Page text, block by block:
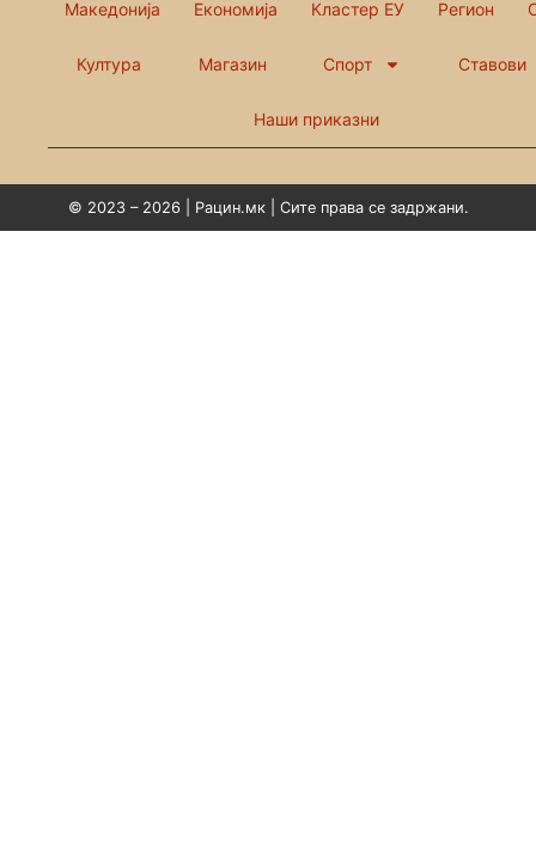
Македонија Економија Кластер ЕУ Регион
Култура Магазин Спорт Ставови
Наши приказни
© 2023 – 2026 | Рацин.мк | Сите права се задржани.